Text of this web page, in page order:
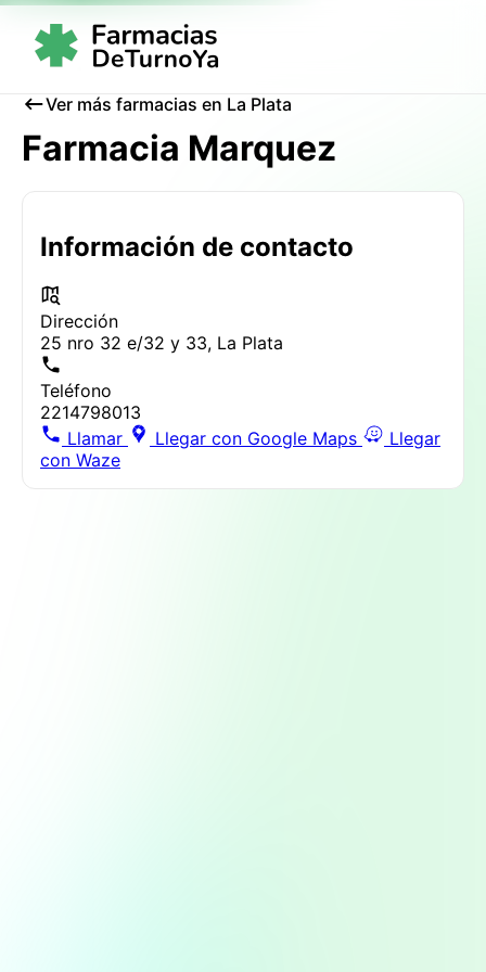
Ver más farmacias en La Plata
Farmacia Marquez
Información de contacto
Dirección
25 nro 32 e/32 y 33, La Plata
Teléfono
2214798013
Llamar
Llegar con Google Maps
Llegar
con Waze